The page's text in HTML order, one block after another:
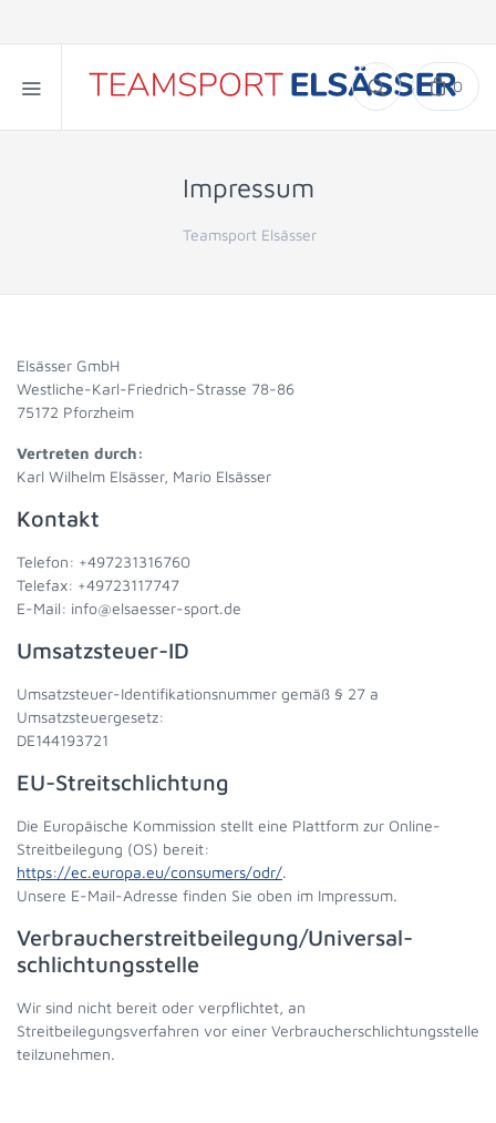
0
Impressum
Teamsport Elsässer
Elsässer GmbH
Westliche-Karl-Friedrich-Strasse 78-86
75172 Pforzheim
Vertreten durch:
Karl Wilhelm Elsässer, Mario Elsässer
Kontakt
Telefon: +497231316760
Telefax: +49723117747
E-Mail: info@elsaesser-sport.de
Umsatzsteuer-ID
Umsatzsteuer-Identifikationsnummer gemäß § 27 a
Umsatzsteuergesetz:
DE144193721
EU-Streitschlichtung
Die Europäische Kommission stellt eine Plattform zur Online-
Streitbeilegung (OS) bereit:
https://ec.europa.eu/consumers/odr/.
Unsere E-Mail-Adresse finden Sie oben im Impressum.
Verbraucher­streit­beilegung/Universal­
schlichtungs­stelle
Wir sind nicht bereit oder verpflichtet, an
Streitbeilegungsverfahren vor einer Verbraucherschlichtungsstelle
teilzunehmen.